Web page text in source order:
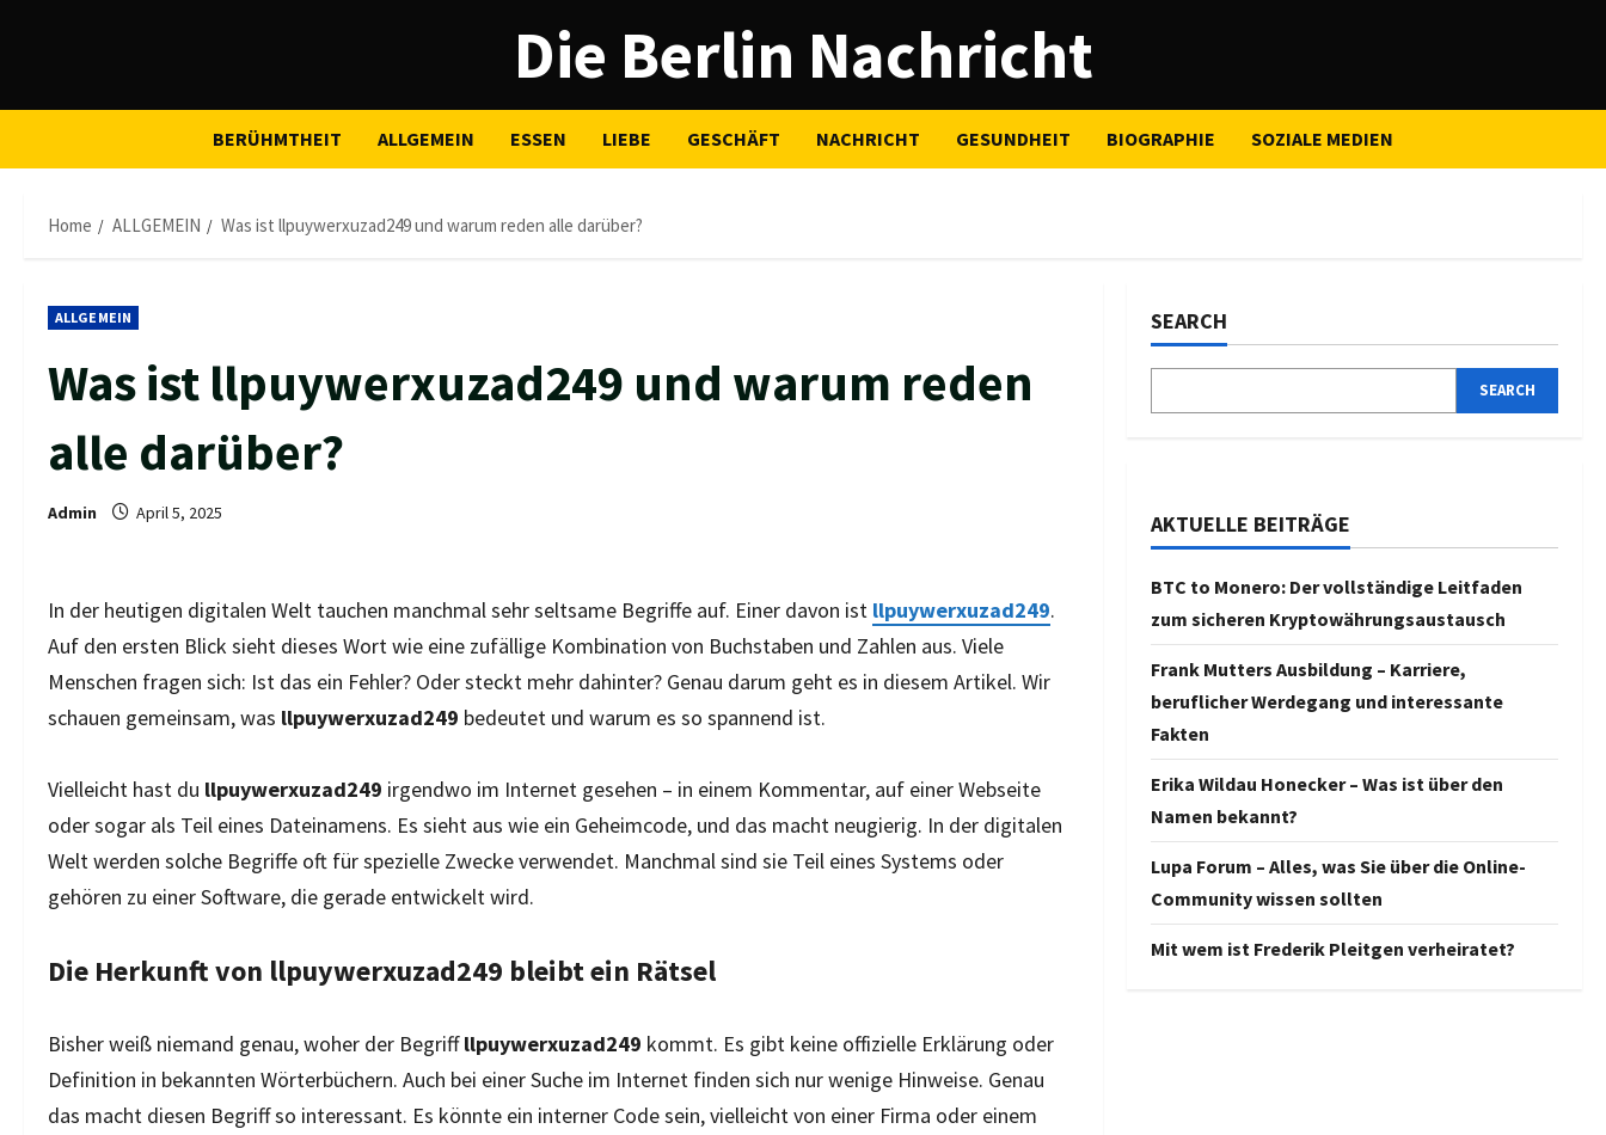
Die Berlin Nachricht
BERÜHMTHEIT ALLGEMEIN ESSEN LIEBE GESCHÄFT NACHRICHT GESUNDHEIT BIOGRAPHIE SOZIALE MEDIEN
Home ALLGEMEIN Was ist llpuywerxuzad249 und warum reden alle darüber?
ALLGEMEIN
Was ist llpuywerxuzad249 und warum reden
alle darüber?
Admin April 5, 2025
In der heutigen digitalen Welt tauchen manchmal sehr seltsame Begriffe auf. Einer davon ist llpuywerxuzad249.
Auf den ersten Blick sieht dieses Wort wie eine zufällige Kombination von Buchstaben und Zahlen aus. Viele
Menschen fragen sich: Ist das ein Fehler? Oder steckt mehr dahinter? Genau darum geht es in diesem Artikel. Wir
schauen gemeinsam, was llpuywerxuzad249 bedeutet und warum es so spannend ist.
Vielleicht hast du llpuywerxuzad249 irgendwo im Internet gesehen – in einem Kommentar, auf einer Webseite
oder sogar als Teil eines Dateinamens. Es sieht aus wie ein Geheimcode, und das macht neugierig. In der digitalen
Welt werden solche Begriffe oft für spezielle Zwecke verwendet. Manchmal sind sie Teil eines Systems oder
gehören zu einer Software, die gerade entwickelt wird.
Die Herkunft von llpuywerxuzad249 bleibt ein Rätsel
Bisher weiß niemand genau, woher der Begriffllpuywerxuzad249 kommt. Es gibt keine offizielle Erklärung oder
Definition in bekannten Wörterbüchern. Auch bei einer Suche im Internet finden sich nur wenige Hinweise. Genau
das macht diesen Begriff so interessant. Es könnte ein interner Code sein, vielleicht von einer Firma oder einem
SEARCH
SEARCH
AKTUELLE BEITRÄGE
BTC to Monero: Der vollständige Leitfaden
zum sicheren Kryptowährungsaustausch
Frank Mutters Ausbildung – Karriere,
beruflicher Werdegang und interessante
Fakten
Erika Wildau Honecker – Was ist über den
Namen bekannt?
Lupa Forum – Alles, was Sie über die Online-
Community wissen sollten
Mit wem ist Frederik Pleitgen verheiratet?